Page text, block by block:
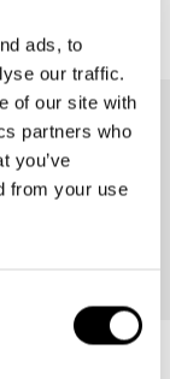
ads, to
our traffic.
of our site with
partners who
you’ve
from your use